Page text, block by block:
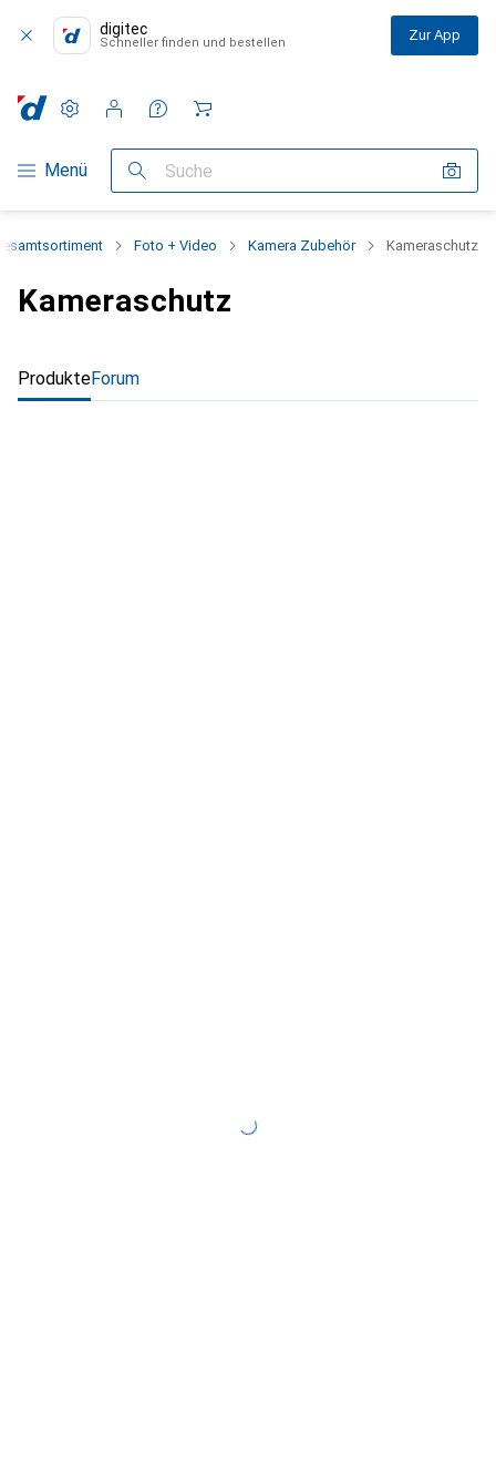
digitec
Schneller finden und bestellen Zur App
Navigation nach Kategorien
Menü Suche
Einstellungen
Kundenkonto
Vergleichslisten
Merklisten
Warenkorb
Foto + Video Kamera Zubehör Kameraschutz
Kameraschutz
ProdukteForum